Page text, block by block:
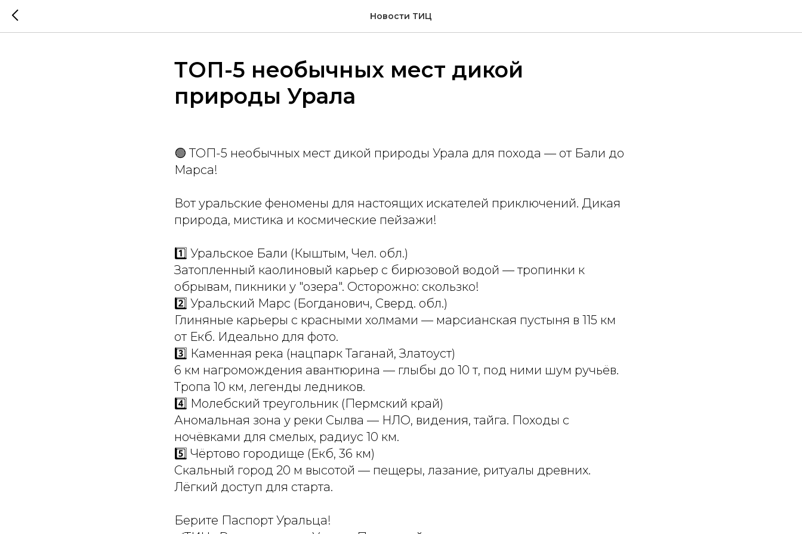
Новости ТИЦ
ТОП-5 необычных мест дикой
природы Урала
🟢 ТОП-5 необычных мест дикой природы Урала для похода — от Бали до
Марса!
Вот уральские феномены для настоящих искателей приключений. Дикая
природа, мистика и космические пейзажи!
1️⃣ Уральское Бали (Кыштым, Чел. обл.)
Затопленный каолиновый карьер с бирюзовой водой — тропинки к
обрывам, пикники у "озера". Осторожно: скользко!
2️⃣ Уральский Марс (Богданович, Сверд. обл.)
Глиняные карьеры с красными холмами — марсианская пустыня в 115 км
от Екб. Идеально для фото.
3️⃣ Каменная река (нацпарк Таганай, Златоуст)
6 км нагромождения авантюрина — глыбы до 10 т, под ними шум ручьёв.
Тропа 10 км, легенды ледников.
4️⃣ Молебский треугольник (Пермский край)
Аномальная зона у реки Сылва — НЛО, видения, тайга. Походы с
ночёвками для смелых, радиус 10 км.
5️⃣ Чёртово городище (Екб, 36 км)
Скальный город 20 м высотой — пещеры, лазание, ритуалы древних.
Лёгкий доступ для старта.
Берите Паспорт Уральца!